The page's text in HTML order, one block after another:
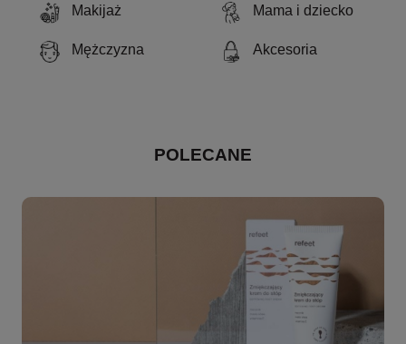
Makijaż Mama i dziecko
Mężczyzna Akcesoria
POLECANE